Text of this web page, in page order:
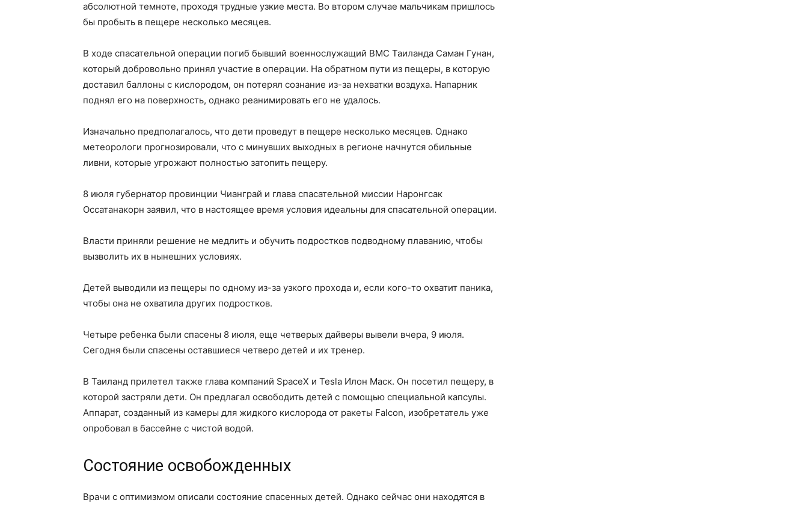
абсолютной темноте, проходя трудные узкие места. Во втором случае мальчикам пришлось
бы пробыть в пещере несколько месяцев.
В ходе спасательной операции погиб бывший военнослужащий ВМС Таиланда Саман Гунан,
который добровольно принял участие в операции. На обратном пути из пещеры, в которую
доставил баллоны с кислородом, он потерял сознание из-за нехватки воздуха. Напарник
поднял его на поверхность, однако реанимировать его не удалось.
Изначально предполагалось, что дети проведут в пещере несколько месяцев. Однако
метеорологи прогнозировали, что с минувших выходных в регионе начнутся обильные
ливни, которые угрожают полностью затопить пещеру.
8 июля губернатор провинции Чианграй и глава спасательной миссии Наронгсак
Оссатанакорн заявил, что в настоящее время условия идеальны для спасательной операции.
Власти приняли решение не медлить и обучить подростков подводному плаванию, чтобы
вызволить их в нынешних условиях.
Детей выводили из пещеры по одному из-за узкого прохода и, если кого-то охватит паника,
чтобы она не охватила других подростков.
Четыре ребенка были спасены 8 июля, еще четверых дайверы вывели вчера, 9 июля.
Сегодня были спасены оставшиеся четверо детей и их тренер.
В Таиланд прилетел также глава компаний SpaceX и Tesla Илон Маск. Он посетил пещеру, в
которой застряли дети. Он предлагал освободить детей с помощью специальной капсулы.
Аппарат, созданный из камеры для жидкого кислорода от ракеты Falcon, изобретатель уже
опробовал в бассейне с чистой водой.
Состояние освобожденных
Врачи с оптимизмом описали состояние спасенных детей. Однако сейчас они находятся в